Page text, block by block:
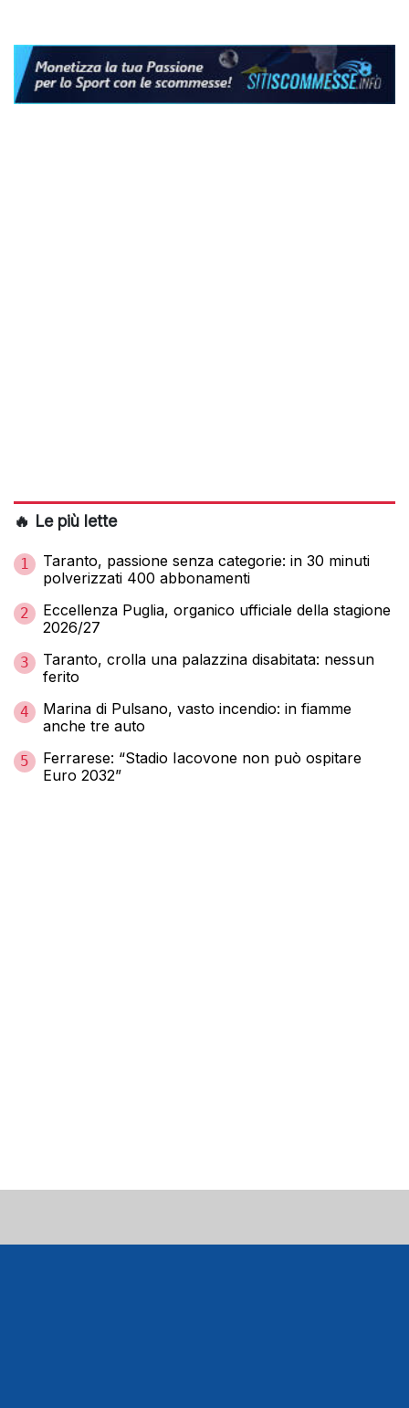
🔥 Le più lette
1
Taranto, passione senza categorie: in 30 minuti
polverizzati 400 abbonamenti
2
Eccellenza Puglia, organico ufficiale della stagione
2026/27
3
Taranto, crolla una palazzina disabitata: nessun
ferito
4
Marina di Pulsano, vasto incendio: in fiamme
anche tre auto
5
Ferrarese: “Stadio Iacovone non può ospitare
Euro 2032”